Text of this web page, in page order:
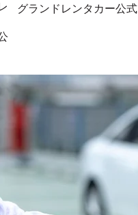
グランドレンタカー公式